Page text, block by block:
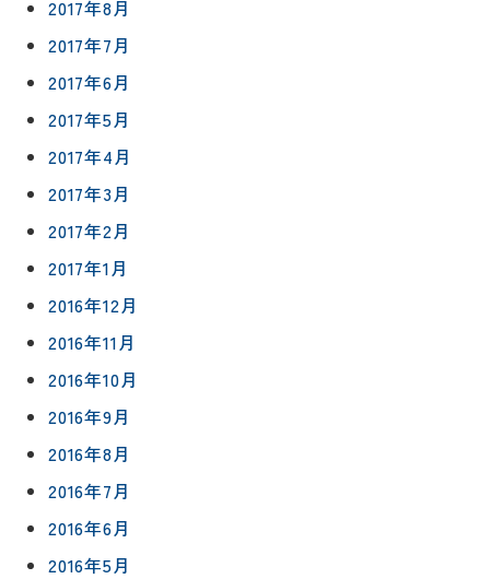
2017年8月
2017年7月
2017年6月
2017年5月
2017年4月
2017年3月
2017年2月
2017年1月
2016年12月
2016年11月
2016年10月
2016年9月
2016年8月
2016年7月
2016年6月
2016年5月